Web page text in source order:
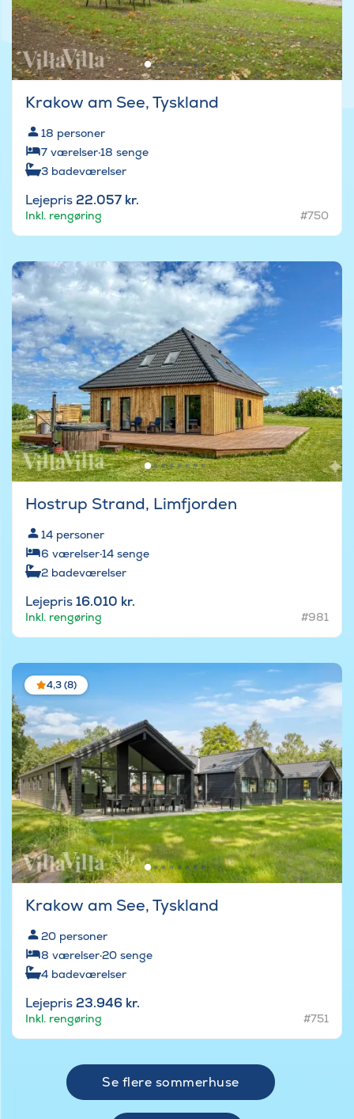
Krakow am See, Tyskland
18 personer
7 værelser·18 senge
3 badeværelser
Lejepris 22.057 kr.
Inkl. rengøring #750
Hostrup Strand, Limfjorden
14 personer
6 værelser·14 senge
2 badeværelser
Lejepris16.010 kr.
Inkl. rengøring #981
4,3 (8)
Krakow am See, Tyskland
20 personer
8 værelser·20 senge
4 badeværelser
Lejepris 23.946 kr.
Inkl. rengøring #751
Se flere sommerhuse